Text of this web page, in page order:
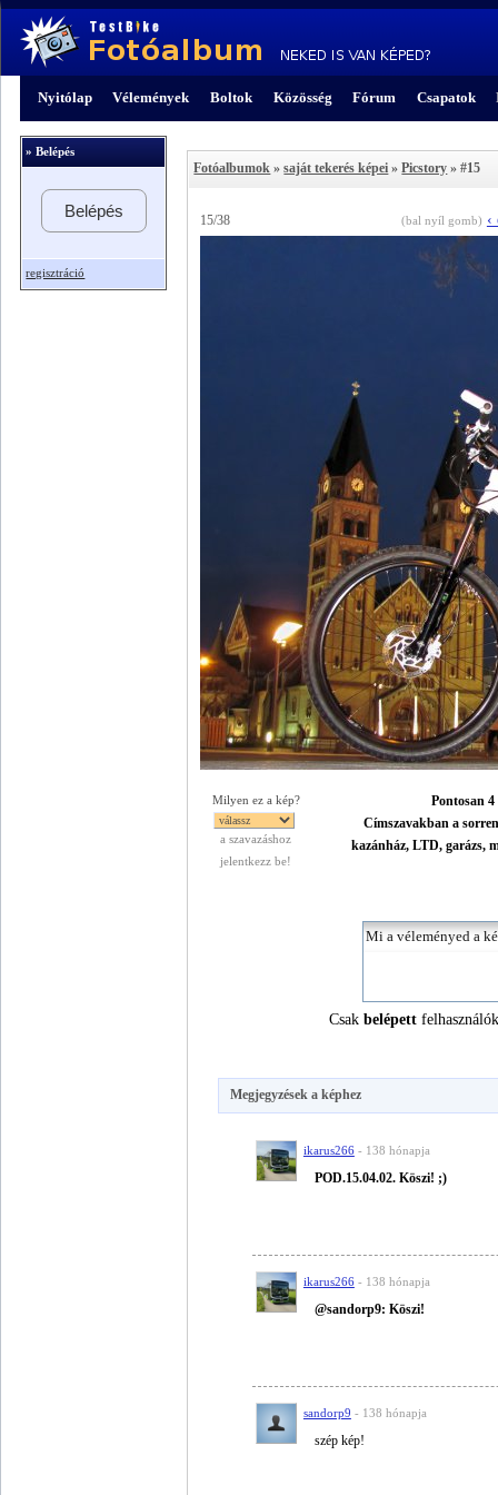
Nyitólap Vélemények Boltok Közösség Fórum Csapatok
» Belépés
Belépés
regisztráció
Fotóalbumok »saját tekerés képei »Picstory » #15
15/38 (bal nyíl gomb) ‹
Milyen ez a kép?
a szavazáshoz
jelentkezz be!
Pontosan
Címszavakban a
kazánház, LTD, garázs,
Csakbelépett
Megjegyzések a képhez
ikarus266 - 138 hónapja
POD.15.04.02. Köszi! ;)
ikarus266 - 138 hónapja
@sandorp9: Köszi!
sandorp9 - 138 hónapja
szép kép!